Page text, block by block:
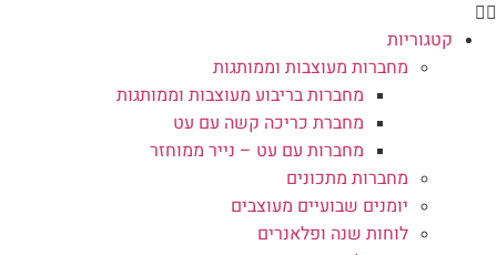
קטגוריות
מחברות מעוצבות וממותגות
מחברות בריבוע מעוצבות וממותגות
מחברת כריכה קשה עם עט
מחברות עם עט – נייר ממוחזר
מחברות מתכונים
יומנים שבועיים מעוצבים
לוחות שנה ופלאנרים